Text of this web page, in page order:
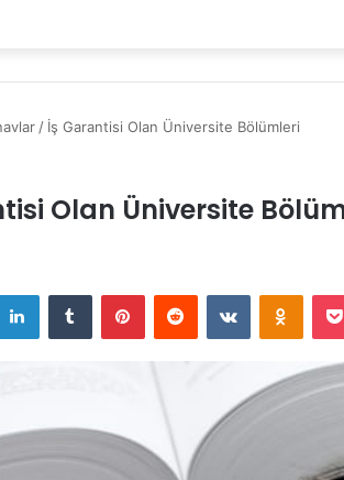
/ İş Garantisi Olan Üniversite Bölümleri
Olan Üniversite
LinkedIn Tumblr Pinterest Reddit VKontakte Odnoklassniki